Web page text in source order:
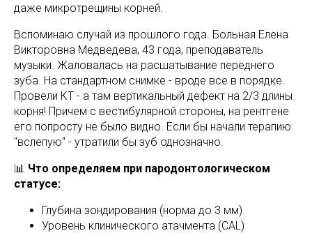
даже микротрещины корней.
Вспоминаю случай из прошлого года. Больная Елена
Викторовна Медведева, 43 года, преподаватель
музыки. Жаловалась на расшатывание переднего
зуба. На стандартном снимке - вроде все в порядке.
Провели КТ - а там вертикальный дефект на 2/3 длины
корня! Причем с вестибулярной стороны, на рентгене
его попросту не было видно. Если бы начали терапию
"вслепую" - утратили бы зуб однозначно.
📊 Что определяем при пародонтологическом
статусе:
Глубина зондирования (норма до 3 мм)
Уровень клинического атачмента (CAL)